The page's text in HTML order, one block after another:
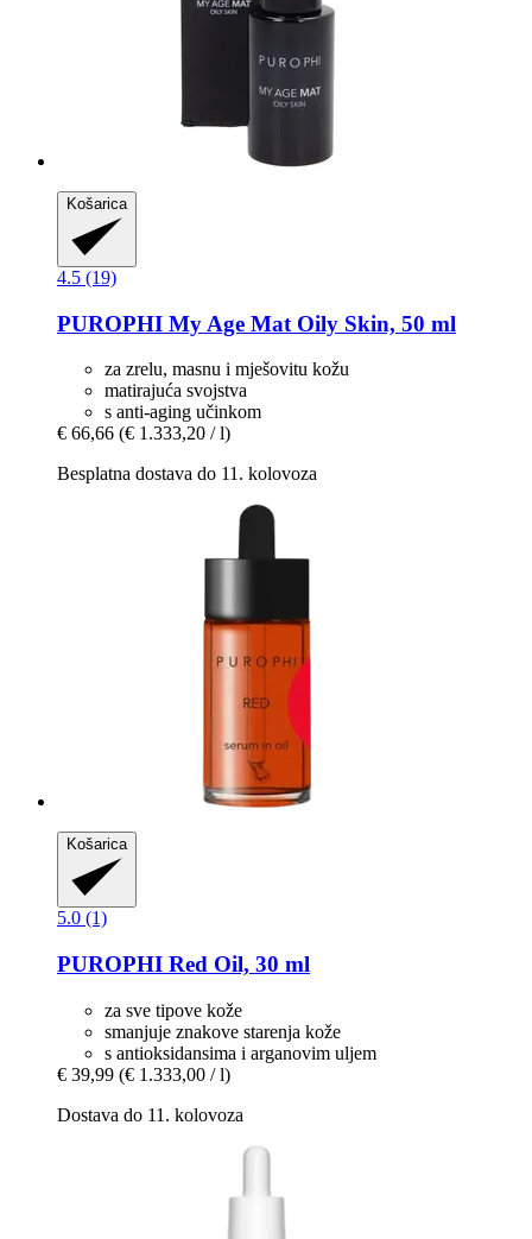
Košarica
4.5 (19)
PUROPHI My Age Mat Oily Skin, 50 ml
za zrelu, masnu i mješovitu kožu
matirajuća svojstva
s anti-aging učinkom
€ 66,66 (€ 1.333,20 / l)
Besplatna dostava do 11. kolovoza
Košarica
5.0 (1)
PUROPHI Red Oil, 30 ml
za sve tipove kože
smanjuje znakove starenja kože
s antioksidansima i arganovim uljem
€ 39,99 (€ 1.333,00 / l)
Dostava do 11. kolovoza